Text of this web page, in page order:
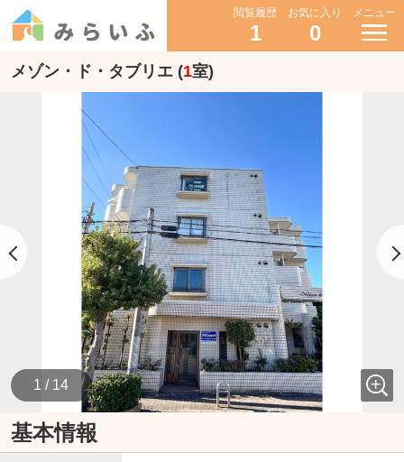
閲覧履歴
1
お気に入り
0
メニュー
メゾン・ド・タブリエ (1室)
1 / 14
基本情報